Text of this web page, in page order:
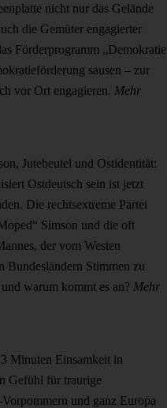
nicht nur das Gelände
die Gemüter engagierter
Förderprogramm „Demokratie
sausen – zur
vor Ort engagieren. Mehr
Jutebeutel und Ostidentität:
Ostdeutsch sein ist jetzt
Die rechtsextreme Partei
Simson und die oft
der vom Westen
Bundesländern Stimmen zu
warum kommt es an? Mehr
3 Minuten Einsamkeit in
Gefühl für traurige
und ganz Europa